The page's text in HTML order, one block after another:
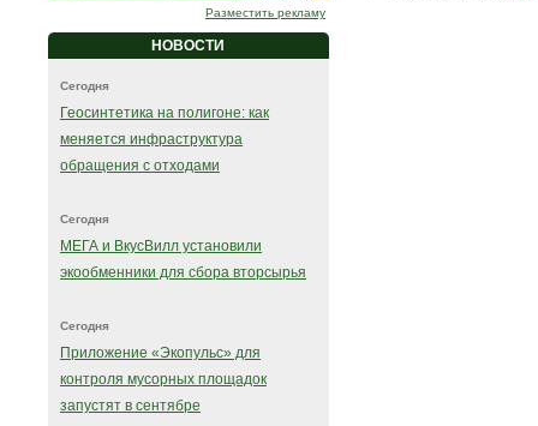
Разместить рекламу
НОВОСТИ
Сегодня
Геосинтетика на полигоне: как
меняется инфраструктура
обращения с отходами
Сегодня
МЕГА и ВкусВилл установили
экообменники для сбора вторсырья
Сегодня
Приложение «Экопульс» для
контроля мусорных площадок
запустят в сентябре